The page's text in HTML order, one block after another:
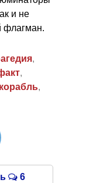
и не
флагман.
,
,
корабль,
6